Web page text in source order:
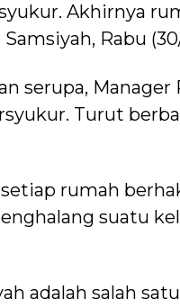
Akhirnya
Samsiyah, Rabu
serupa,
Turut
rumah
suatu
adalah salah